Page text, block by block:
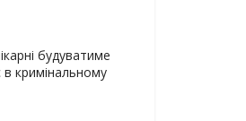
будуватиме
в кримінальному